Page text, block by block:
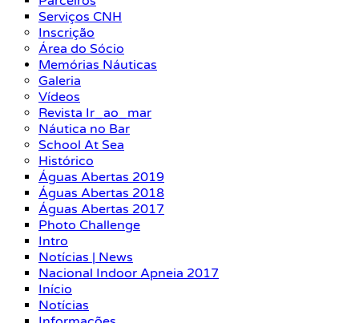
Serviços CNH
Inscrição
Área do Sócio
Memórias Náuticas
Galeria
Vídeos
Revista Ir_ao_mar
Náutica no Bar
School At Sea
Histórico
Águas Abertas 2019
Águas Abertas 2018
Águas Abertas 2017
Photo Challenge
Intro
Notícias | News
Nacional Indoor Apneia 2017
Início
Notícias